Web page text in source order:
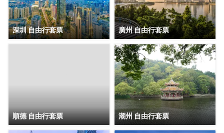
是東呈集團旗下中高端服務式公寓品牌，以“傾注匠心，融入
當地”為品牌理念，融合現代生活方式和行為，旨在為商旅人
士提供舒適住宿、尊貴服務和非凡體驗的現代化理想居庭。
深圳 自由行套票 廣州 自由行套票
順德 自由行套票 潮州 自由行套票